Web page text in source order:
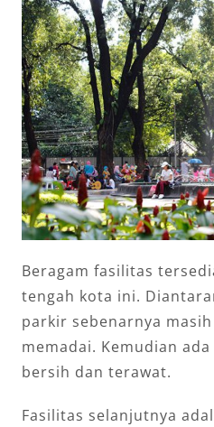
Beragam fasilitas
tengah kota ini.
parkir sebenarnya
memadai. Kemudian
bersih dan terawat.
Fasilitas selanjutnya